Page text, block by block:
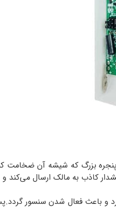
بزرگ که شیشه آن ضخامت
کاذب به مالک ارسال
باعث فعال شدن سنسور